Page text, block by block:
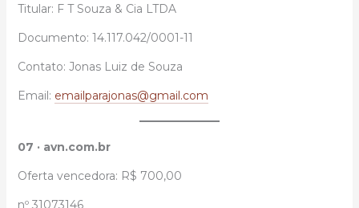
Titular: F T Souza & Cia LTDA
Documento: 14.117.042/0001-11
Contato: Jonas Luiz de Souza
Email: emailparajonas@gmail.com
07 · avn.com.br
Oferta vencedora: R$ 700,00
nº 31073146